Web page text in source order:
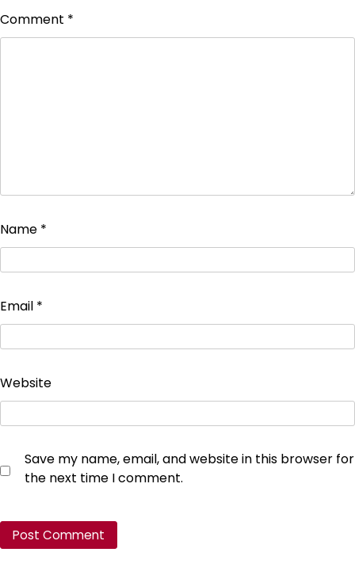
Comment *
Name *
Email *
Website
Save my name, email, and website in this browser for
the next time I comment.